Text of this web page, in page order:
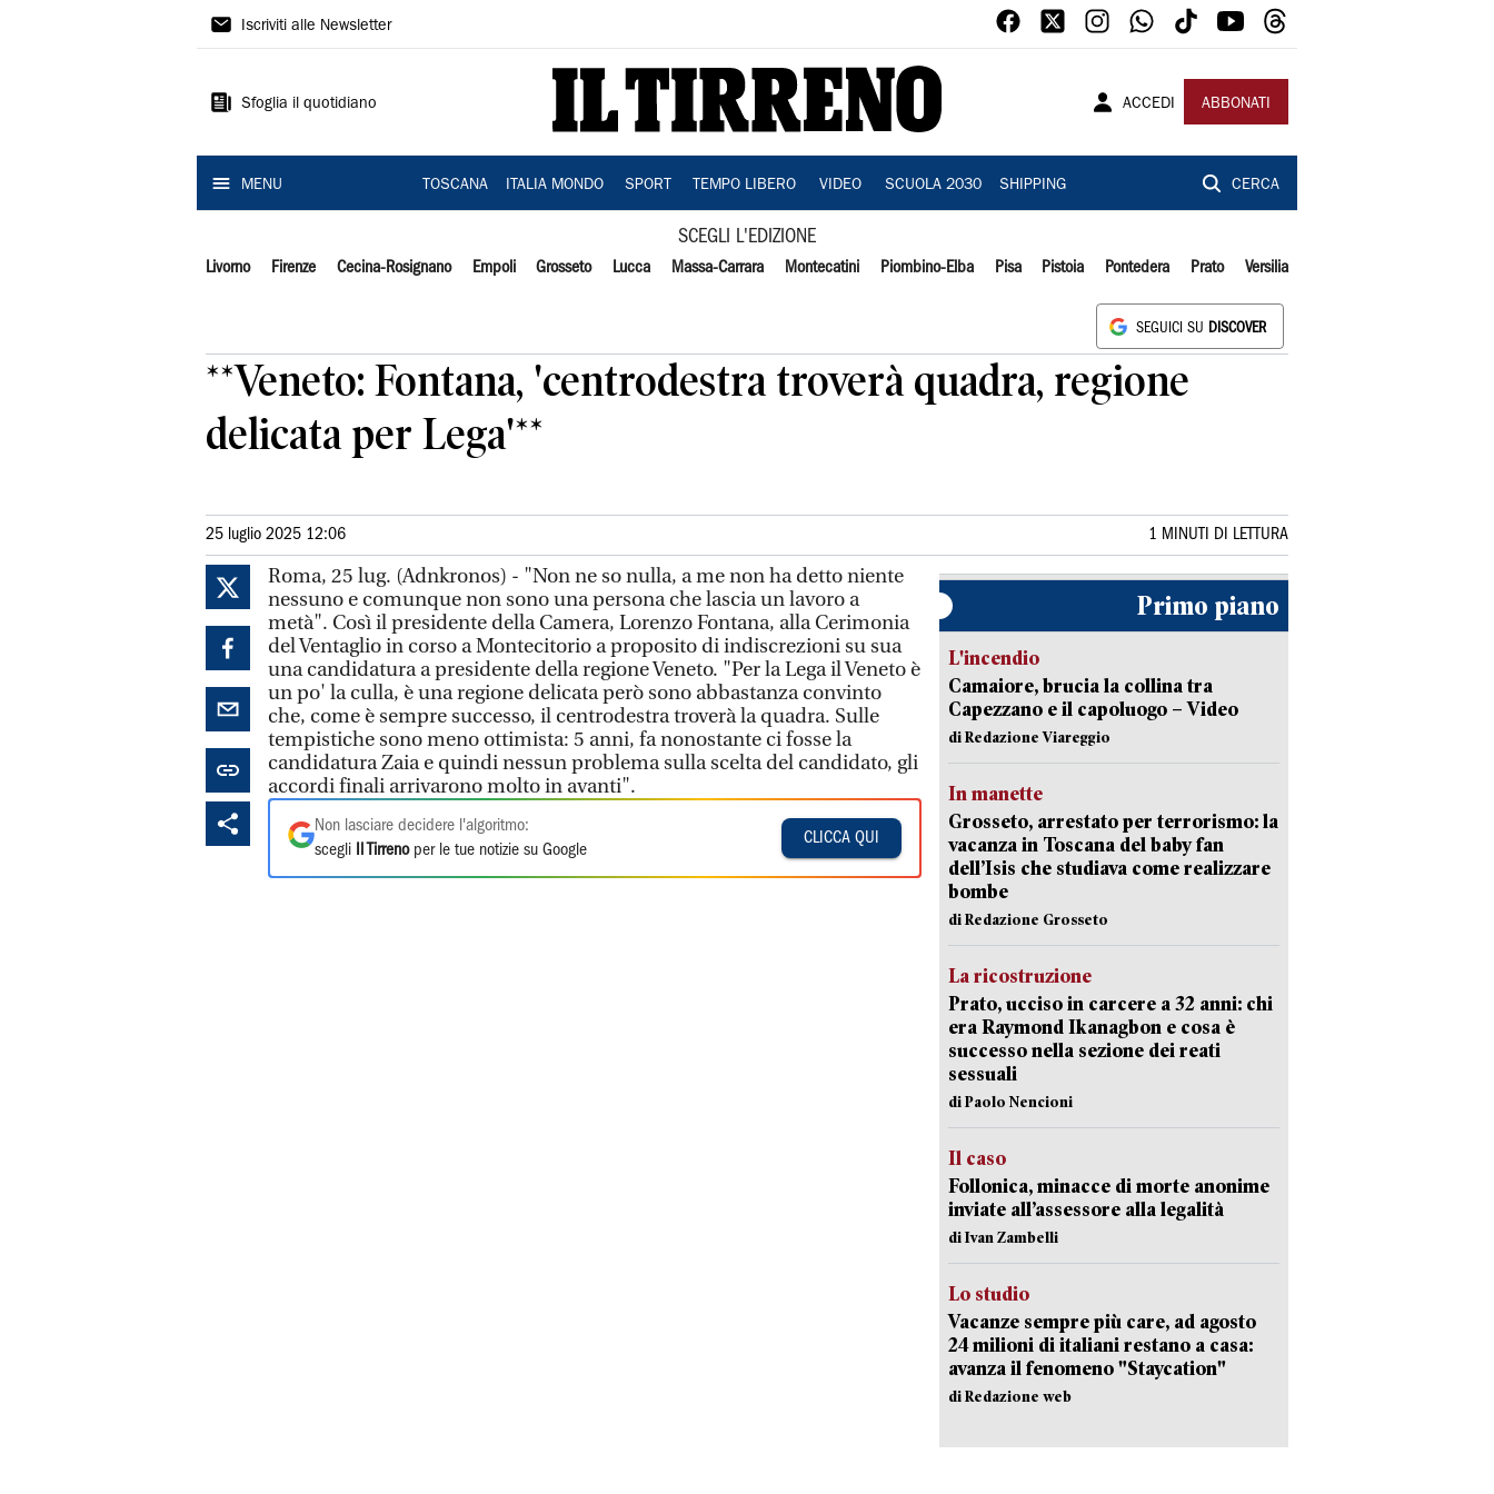
Il
Iscriviti alle Newsletter
Sfoglia il quotidiano ACCEDI ABBONATI
MENU TOSCANA ITALIA MONDO SPORT TEMPO LIBERO VIDEO SCUOLA 2030 SHIPPING CERCA
SCEGLI L'EDIZIONE
Livorno Firenze Cecina-Rosignano Empoli Grosseto Lucca Massa-Carrara Montecatini Piombino-Elba Pisa Pistoia Pontedera Prato Versilia
SEGUICI SU DISCOVER
**Veneto: Fontana, 'centrodestra troverà quadra, regione
delicata per Lega'**
25 luglio 2025 12:06 1 MINUTI DI LETTURA
Roma, 25 lug. (Adnkronos) - "Non ne so nulla, a me non ha detto niente
nessuno e comunque non sono una persona che lascia un lavoro a
metà". Così il presidente della Camera, Lorenzo Fontana, alla Cerimonia
del Ventaglio in corso a Montecitorio a proposito di indiscrezioni su sua
una candidatura a presidente della regione Veneto. "Per la Lega il Veneto è
un po' la culla, è una regione delicata però sono abbastanza convinto
che, come è sempre successo, il centrodestra troverà la quadra. Sulle
tempistiche sono meno ottimista: 5 anni, fa nonostante ci fosse la
candidatura Zaia e quindi nessun problema sulla scelta del candidato, gli
accordi finali arrivarono molto in avanti".
Non lasciare decidere l'algoritmo:
scegli
Il Tirrenoper le tue notizie su Google
CLICCA QUI
Primo piano
L'incendio
Camaiore, brucia la collina tra
Capezzano e il capoluogo – Video
di Redazione Viareggio
In manette
Grosseto, arrestato per terrorismo: la
vacanza in Toscana del baby fan
dell’Isis che studiava come realizzare
bombe
di Redazione Grosseto
La ricostruzione
Prato, ucciso in carcere a 32 anni: chi
era Raymond Ikanagbon e cosa è
successo nella sezione dei reati
sessuali
di Paolo Nencioni
Il caso
Follonica, minacce di morte anonime
inviate all’assessore alla legalità
di Ivan Zambelli
Lo studio
Vacanze sempre più care, ad agosto
24 milioni di italiani restano a casa:
avanza il fenomeno "Staycation"
di Redazione web